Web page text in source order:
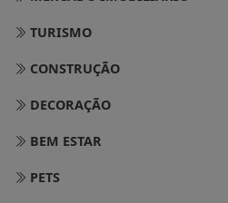
TURISMO
CONSTRUÇÃO
DECORAÇÃO
BEM ESTAR
PETS